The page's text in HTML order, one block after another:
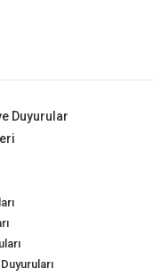
Duyurular